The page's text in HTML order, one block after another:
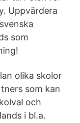
Uppvärdera
som
olika skolor
som kan
och
i bl.a.